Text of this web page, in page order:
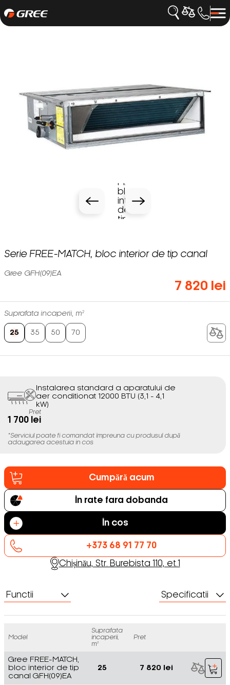
Serie FREE-MATCH, bloc interior de tip canal
Gree GFH(09)EA
7 820 lei
Suprafata incaperii, m²
25 35 50 70
Instalarea standard a aparatului de
aer conditionat 12000 BTU (3,1 - 4,1
kW)
Pret
1 700 lei
*Serviciul poate fi comandat împreuna cu produsul după
adaugarea acestuia in cos
Cumpără acum
În rate fara dobanda
În cos
+373 68 91 77 70
Chișinău, Str. Burebista 110, et.1
Functii Specificatii
Model
Suprafata
incaperii,
m²
Pret
Gree FREE-MATCH,
bloc interior de tip
canal GFH(09)EA
25 7 820 lei